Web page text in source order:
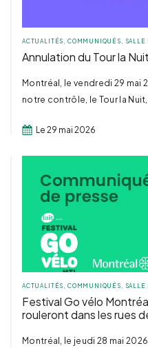
ACTUALITÉS, COMMUNIQUÉS, SALLE
Annulation du Tour la
Montréal, le vendredi 29 mai
notre contrôle, le Tour la
Le 29 mai 2026
ACTUALITÉS COMMUNIQUÉS SALLE
Festival Go vélo
rouleront dans les rues
Montréal, le jeudi 28 mai